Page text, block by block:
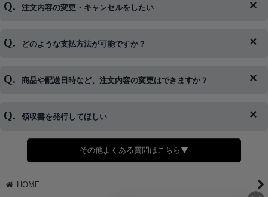
◆下記ページより、ログインIDの変更が可能です。
注文内容の変更・キャンセルをしたい
◆即日発送を行なっている関係上、午後以降のご連絡やキャンセル
※発送後、発送準備が完了しお手続きが間に合わない場合は変更、
どのような支払方法が可能ですか？
◆代金引換・クレジットカード・携帯キャリア決済・おねだり決
商品や配送日時など、注文内容の変更はできますか？
◆商品発送前の変更は承っております。
さい。
領収書を発行してほしい
◆領収書はご希望頂いた場合のみ発行しております。
【これからご注文する場合】
STEP2「お届け先・お支払い」ページにて備考欄に下記の記載をお
その他よくある質問はこちら▼
HOME